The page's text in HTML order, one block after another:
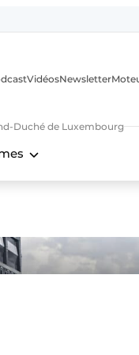
Duché de Luxembourg
VidéosNewsletter